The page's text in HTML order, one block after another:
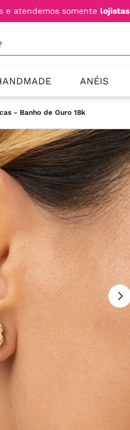
e atendemos somentelojistas
ANÉIS
- Banho de Ouro 18k